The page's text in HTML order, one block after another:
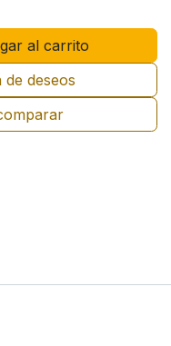
al carrito
de deseos